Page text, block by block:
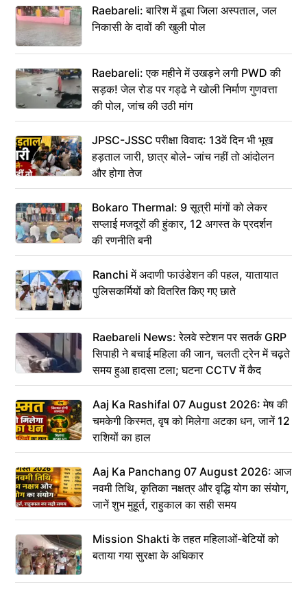
Raebareli: बारिश में डूबा जिला अस्पताल, जल
निकासी के दावों की खुली पोल
Raebareli: एक महीने में उखड़ने लगी PWD की
सड़क! जेल रोड पर गड्ढे ने खोली निर्माण गुणवत्ता
की पोल, जांच की उठी मांग
JPSC-JSSC परीक्षा विवाद: 13वें दिन भी भूख
हड़ताल जारी, छात्र बोले- जांच नहीं तो आंदोलन
और होगा तेज
Bokaro Thermal: 9 सूत्री मांगों को लेकर
सप्लाई मजदूरों की हुंकार, 12 अगस्त के प्रदर्शन
की रणनीति बनी
Ranchi में अदाणी फाउंडेशन की पहल, यातायात
पुलिसकर्मियों को वितरित किए गए छाते
Raebareli News: रेलवे स्टेशन पर सतर्क GRP
सिपाही ने बचाई महिला की जान, चलती ट्रेन में चढ़ते
समय हुआ हादसा टला; घटना CCTV में कैद
Aaj Ka Rashifal 07 August 2026: मेष की
चमकेगी किस्मत, वृष को मिलेगा अटका धन, जानें 12
राशियों का हाल
Aaj Ka Panchang 07 August 2026: आज
नवमी तिथि, कृतिका नक्षत्र और वृद्धि योग का संयोग,
जानें शुभ मुहूर्त, राहुकाल का सही समय
Mission Shakti के तहत महिलाओं-बेटियों को
बताया गया सुरक्षा के अधिकार